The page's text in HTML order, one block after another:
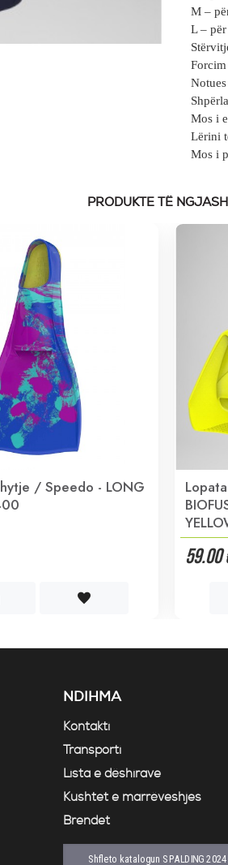
M –
L –
Mos i
Lërini
Mos i
PRODUKTE TË
/ Speedo - LONG
59.00
NDIHMA
Kontakti
Transporti
Lista e dëshirave
Kushtet e marrëveshjes
Brendet
Shfleto katalogun SPALDING 2024